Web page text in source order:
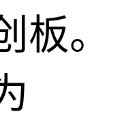
板。